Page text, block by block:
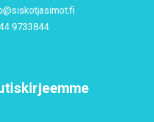
9733844